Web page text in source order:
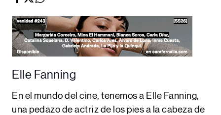
Elle Fanning
En el mundo del cine, tenemos a Elle Fanning,
una pedazo de actriz de los pies a la cabeza de